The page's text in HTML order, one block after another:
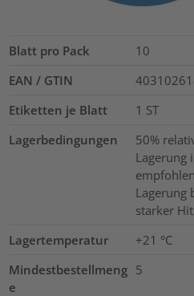
Blatt pro Pack
10
EAN / GTIN
Etiketten je Blatt
1 ST
Lagerbedingungen
50%
Lagerung
Lagerung
starker
Lagertemperatur
+21 °C
Mindestbestellmeng
e
5